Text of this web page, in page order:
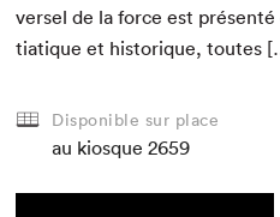
versel de la force est
ti­a­tique et his­torique, toutes
Disponible sur place
au kiosque 2659